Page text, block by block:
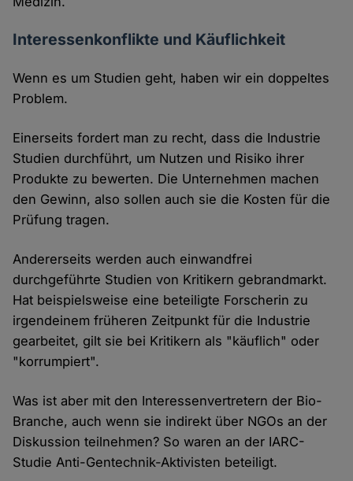
Interessenkonflikte und Käuflichkeit
Wenn es um Studien geht, haben wir ein doppeltes
Problem.
Einerseits fordert man zu recht, dass die Industrie
Studien durchführt, um Nutzen und Risiko ihrer
Produkte zu bewerten. Die Unternehmen machen
den Gewinn, also sollen auch sie die Kosten für die
Prüfung tragen.
Andererseits werden auch einwandfrei
durchgeführte Studien von Kritikern gebrandmarkt.
Hat beispielsweise eine beteiligte Forscherin zu
irgendeinem früheren Zeitpunkt für die Industrie
gearbeitet, gilt sie bei Kritikern als "käuflich" oder
"korrumpiert".
Was ist aber mit den Interessenvertretern der Bio-
Branche, auch wenn sie indirekt über NGOs an der
Diskussion teilnehmen? So waren an der IARC-
Studie Anti-Gentechnik-Aktivisten beteiligt.